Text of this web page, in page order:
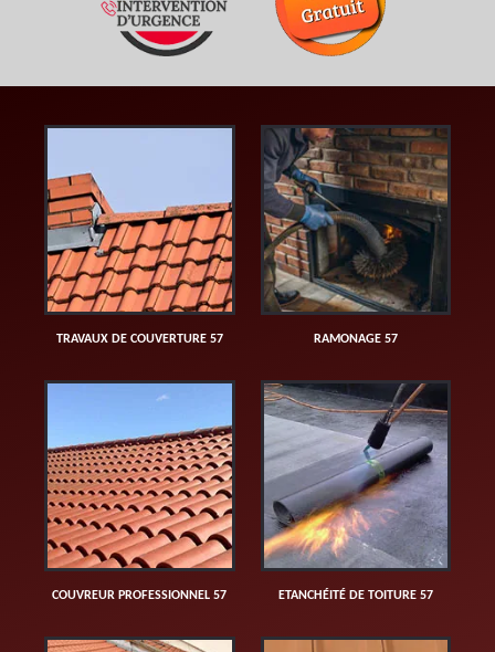
TRAVAUX DE COUVERTURE 57 RAMONAGE 57
COUVREUR PROFESSIONNEL 57 ETANCHÉITÉ DE TOITURE 57